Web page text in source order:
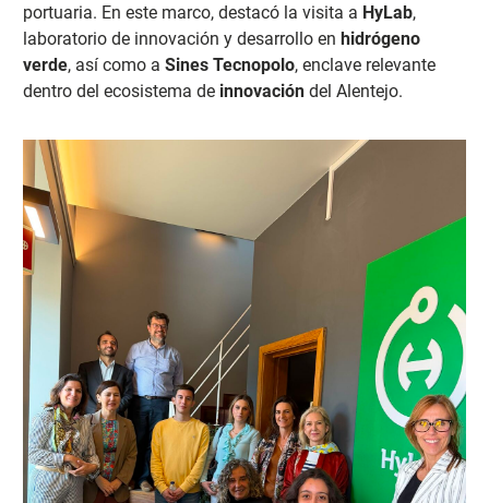
portuaria. En este marco, destacó la visita a HyLab,
laboratorio de innovación y desarrollo en hidrógeno
verde, así como a Sines Tecnopolo, enclave relevante
dentro del ecosistema de innovacióndel Alentejo.